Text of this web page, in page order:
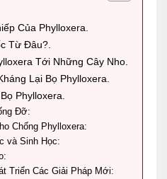
Của Phylloxera.
Từ Đâu?.
Tới Những Cây Nho.
Lại Bọ Phylloxera.
Phylloxera.
Đỡ:
Chống Phylloxera:
và Sinh Học:
Triển Các Giải Pháp Mới: